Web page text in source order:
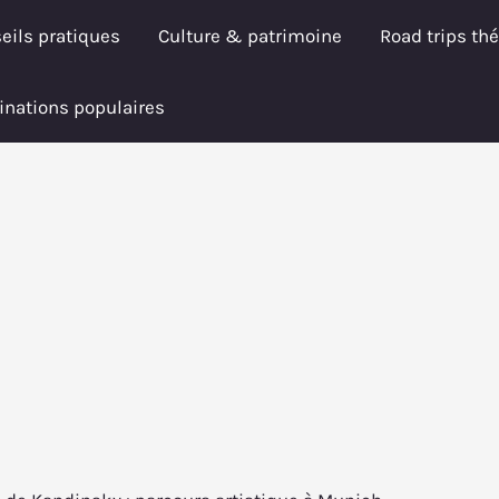
pratiques Culture & patrimoine Road trips
populaires